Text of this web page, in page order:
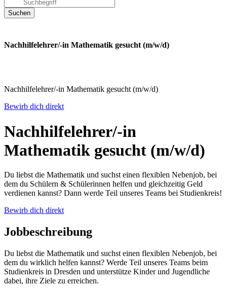
Nachhilfelehrer/-in Mathematik gesucht (m/w/d)
Nachhilfelehrer/-in Mathematik gesucht (m/w/d)
Bewirb dich direkt
Nachhilfelehrer/-in
Mathematik gesucht (m/w/d)
Du liebst die Mathematik und suchst einen flexiblen Nebenjob, bei
dem du Schülern & Schülerinnen helfen und gleichzeitig Geld
verdienen kannst? Dann werde Teil unseres Teams bei Studienkreis!
Bewirb dich direkt
Jobbeschreibung
Du liebst die Mathematik und suchst einen flexiblen Nebenjob, bei
dem du wirklich helfen kannst? Werde Teil unseres Teams beim
Studienkreis in Dresden und unterstütze Kinder und Jugendliche
dabei, ihre Ziele zu erreichen.